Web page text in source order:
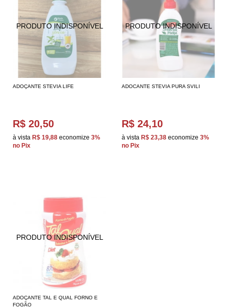
ADOÇANTE STEVIA LIFE
R$ 20,50
à vista R$ 19,88 economize 3%
no Pix
ADOCANTE STEVIA PURA SVILI
R$ 24,10
à vista R$ 23,38 economize 3%
no Pix
ADOÇANTE TAL E QUAL FORNO E
FOGÃO